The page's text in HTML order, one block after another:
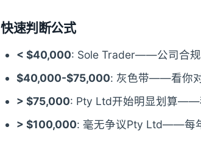
快速判断公式
< $40,000: Sole Trader——公司合规
$40,000-$75,000: 灰色带——看你
> $75,000: Pty Ltd开始明显划算——
> $100,000: 毫无争议Pty Ltd——每